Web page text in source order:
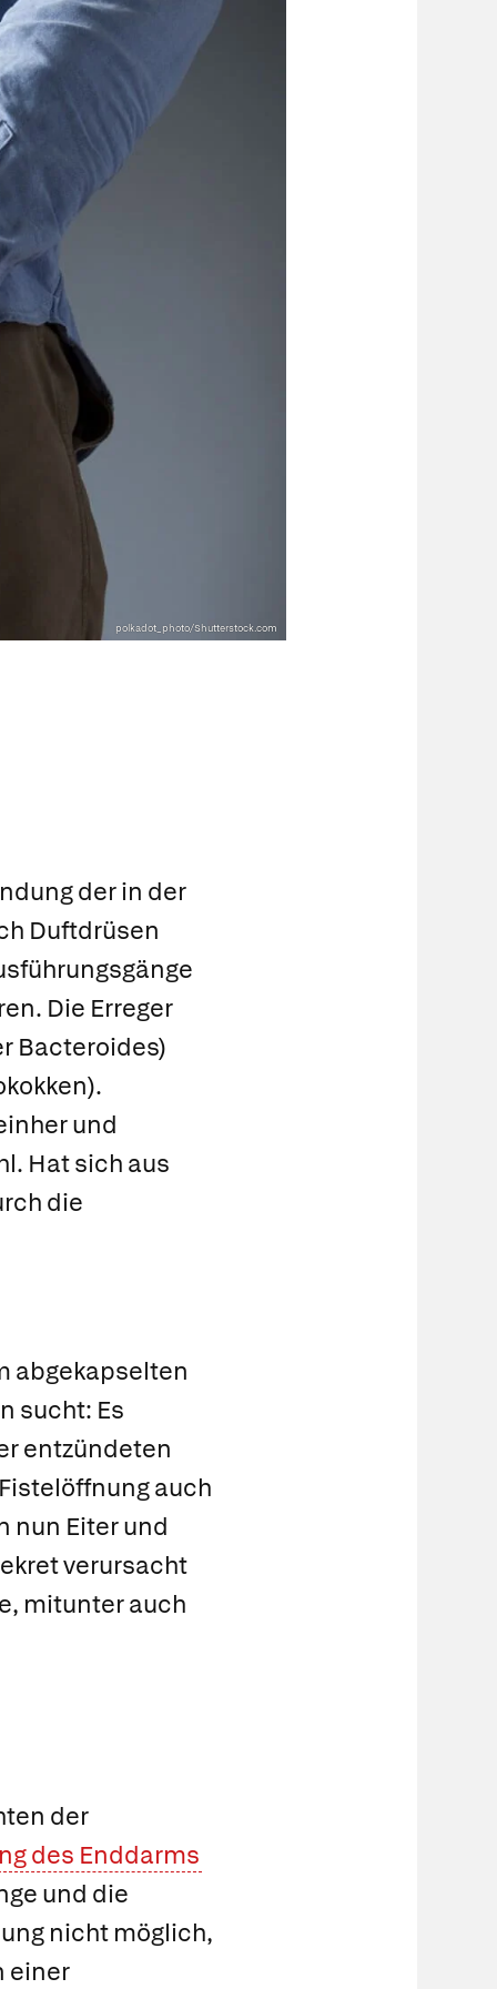
polkadot_photo/Shutterstock.com
der in der
Duftdrüsen
Die Erreger
Bacteroides)
und
Hat sich aus
die
abgekapselten
sucht: Es
entzündeten
auch
nun Eiter und
verursacht
mitunter auch
der
des Enddarms
und die
nicht möglich,
einer